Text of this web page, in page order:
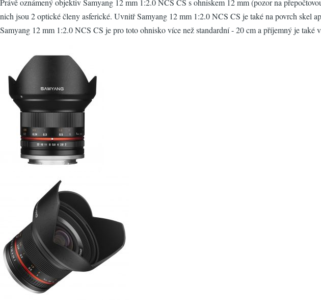
Právě oznámený objektiv Samyang 12 mm 1:2.0 NCS CS s ohniskem 12 mm (pozor na
nich jsou 2 optické členy asferické. Uvnitř Samyang 12 mm 1:2.0 NCS CS je také na povrch skel
Samyang 12 mm 1:2.0 NCS CS je pro toto ohnisko více než standardní - 20 cm a příjemný je